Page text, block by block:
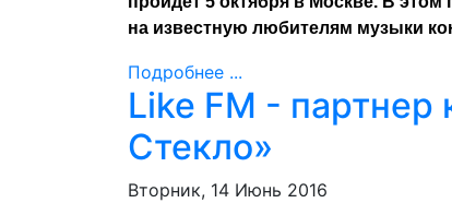
на известную любителям музыки
Подробнее ...
Like FM - партнер
Стекло»
Вторник, 14 Июнь 2016